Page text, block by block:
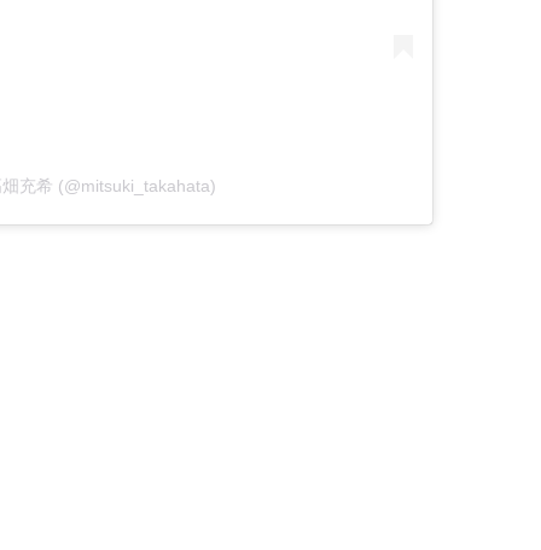
充希 (@mitsuki_takahata)